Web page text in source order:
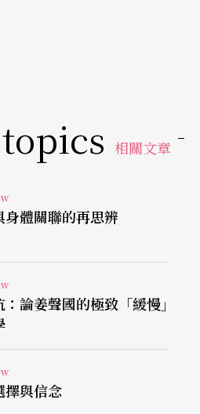
之間的平衡是成功的。
瘋狂竄動……諸如此類透過
美學，都在在地描繪著一
。而當這個內心世界走向
節奏的高度要求，為陳靈
放之處，可隨著分毫不差
線面，卻還是成為了型塑
影於白布上的大女孩。此
沒有了不同。這也就不難
的演出」感到不以為意，
」也無須多言。
相關文章
身體關聯的再思辨
論姜聲國的極致「緩慢」
擇與信念